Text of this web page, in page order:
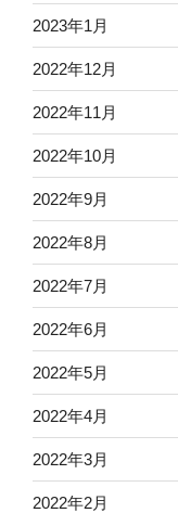
2023年1月
2022年12月
2022年11月
2022年10月
2022年9月
2022年8月
2022年7月
2022年6月
2022年5月
2022年4月
2022年3月
2022年2月